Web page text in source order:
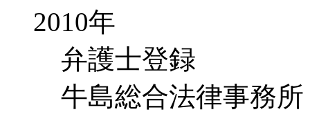
2010年
弁護士登録
牛島総合法律事務